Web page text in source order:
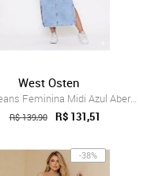
West Osten
Saia Jeans Feminina Midi Azul Abertura L...
R$ 139,90 R$ 131,51
-38%